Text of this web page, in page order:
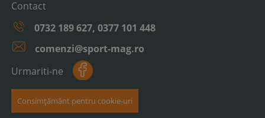
Contact
0732 189 627, 0377 101 448
comenzi@sport-mag.ro
Urmariti-ne
Consimțământ pentru cookie-uri